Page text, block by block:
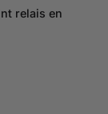
relais en